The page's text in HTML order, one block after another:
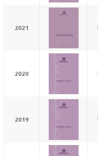
2021
2020
2019